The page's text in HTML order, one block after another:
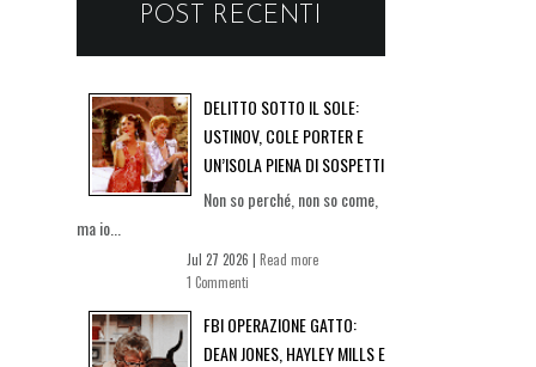
POST RECENTI
DELITTO SOTTO IL SOLE:
USTINOV, COLE PORTER E
UN’ISOLA PIENA DI SOSPETTI
Non so perché, non so come,
ma io...
Jul 27 2026 | Read more
1 Commenti
FBI OPERAZIONE GATTO:
DEAN JONES, HAYLEY MILLS E